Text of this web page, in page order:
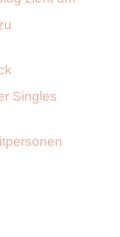
Singles